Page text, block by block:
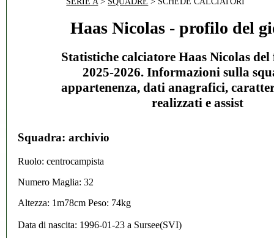
Haas Nicolas - profilo del
Statistiche calciatore Haas Nicolas
2025-2026. Informazioni sulla
appartenenza, dati anagrafici,
realizzati e assist
Squadra: archivio
Ruolo: centrocampista
Numero Maglia: 32
Altezza: 1m78cm Peso: 74kg
Data di nascita: 1996-01-23 a Sursee(SVI)